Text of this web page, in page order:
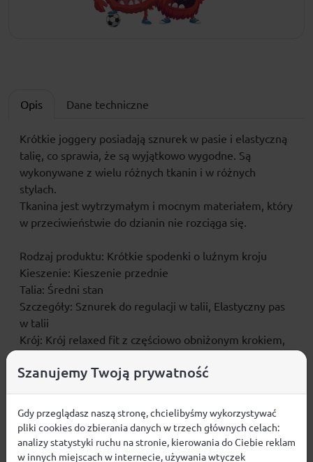
Opis Dane techniczne
Krótkie joggery posiadają sznurek w pasie i elastyczną
talię, co sprawia, że są wyjątkowo wygodne. Są
wykonywane z wielu różnych tkanin i w różnych
stylach.
Tkanina jest wytrzymałym i mocnym materiałem, który
w przeciwieństwie do dzianin nie rozciąga się.
Rodzaj produktu: Krótkie spodenki o luźnym kroju
Kieszenie: Kieszenie przednie
Talia: Średni stan
Szczegóły: Sznurek do regulacji w talii, Elastyczny pas
w talii
Krój: Krój relaxed fit z częściowo obniżonym krokiem,
Attachment type: Wszyty pasek
Opinie
Szanujemy Twoją prywatność
Gdy przeglądasz naszą stronę, chcielibyśmy wykorzystywać
pliki cookies do zbierania danych w trzech głównych celach:
analizy statystyki ruchu na stronie, kierowania do Ciebie reklam
w innych miejscach w internecie, używania wtyczek